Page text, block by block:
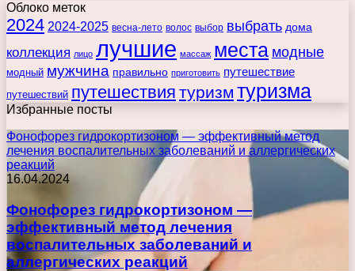
Облоко меток
2024 2024-2025 весна-лето волос выбор выбрать дома
коллекция лицо лучшие массаж места модные
модный мужчина правильно приготовить путешествие
путешествий путешествия туризм туризма
Избранные посты
Фонофорез гидрокортизоном — эффективный метод
лечения воспалительных заболеваний и аллергических
реакций
16.04.2024
Фонофорез гидрокортизоном —
эффективный метод лечения
воспалительных заболеваний и
аллергических реакций